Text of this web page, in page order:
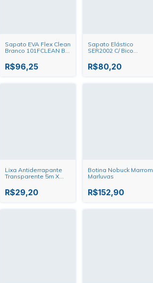
Sapato EVA Flex Clean
Branco 101FCLEAN BR
R$96,25
Sapato Elástico
SER2002 C/ Bico
Fortline
R$80,20
Lixa Antiderrapante
Transparente 5m X
R$29,20
Botina Nobuck Marrom
Marluvas
R$152,90